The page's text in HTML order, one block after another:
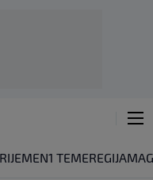
N1 TEMEREGIJA